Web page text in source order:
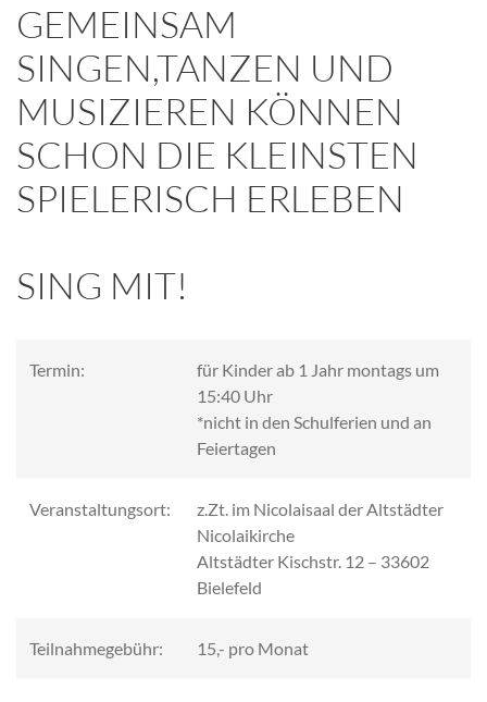
GEMEINSAM
SINGEN,TANZEN UND
MUSIZIEREN KÖNNEN
SCHON DIE KLEINSTEN
SPIELERISCH ERLEBEN
SING MIT!
Termin:
für Kinder ab 1 Jahr montags um
15:40 Uhr
*nicht in den Schulferien und an
Feiertagen
Veranstaltungsort:
z.Zt. im Nicolaisaal der Altstädter
Nicolaikirche
Altstädter Kischstr. 12 – 33602
Bielefeld
Teilnahmegebühr: 15,- pro Monat